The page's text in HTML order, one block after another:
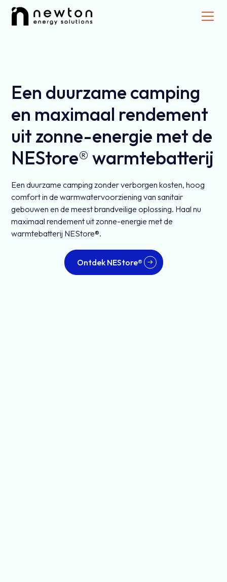
Een duurzame camping
en maximaal rendement
uit zonne-energie met de
NEStore® warmtebatterij
Een duurzame camping zonder verborgen kosten, hoog
comfort in de warmwatervoorziening van sanitair
gebouwen en de meest brandveilige oplossing. Haal nu
maximaal rendement uit zonne-energie met de
warmtebatterij NEStore®.
Ontdek NEStore®